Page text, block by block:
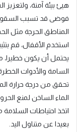
هيئ بيئة آمنة،
فوضى قد تسبب
المناطق الحرجة مثل
استخدم الأقفال، قم
يحتمل أن يكون خطيرا،
السامة والأدوات
تحقق من درجة حرارة
الماء الساخن لمنع
اتخذ احتياطات السلامة
بعيدا عن متناول اليد.